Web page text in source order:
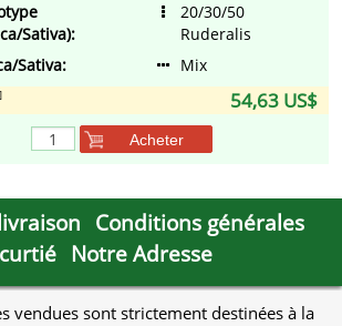
Sativa):
20/30/50
Ruderalis
Sativa:
Mix
54,63 US$
]
Acheter
Conditions générales
Notre Adresse
vendues sont strictement destinées à la